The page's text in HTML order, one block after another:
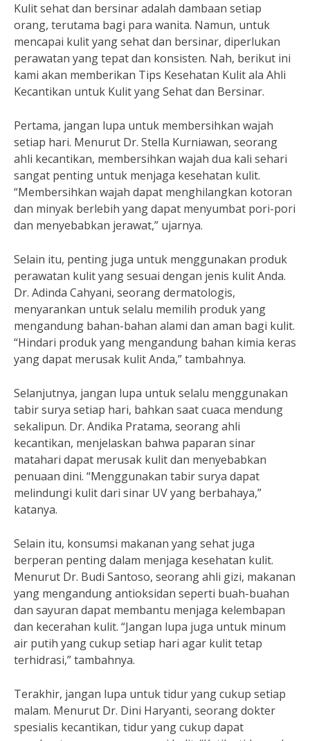
Kulit sehat dan bersinar adalah dambaan setiap
orang, terutama bagi para wanita. Namun, untuk
mencapai kulit yang sehat dan bersinar, diperlukan
perawatan yang tepat dan konsisten. Nah, berikut ini
kami akan memberikan Tips Kesehatan Kulit ala Ahli
Kecantikan untuk Kulit yang Sehat dan Bersinar.
Pertama, jangan lupa untuk membersihkan wajah
setiap hari. Menurut Dr. Stella Kurniawan, seorang
ahli kecantikan, membersihkan wajah dua kali sehari
sangat penting untuk menjaga kesehatan kulit.
“Membersihkan wajah dapat menghilangkan kotoran
dan minyak berlebih yang dapat menyumbat pori-pori
dan menyebabkan jerawat,” ujarnya.
Selain itu, penting juga untuk menggunakan produk
perawatan kulit yang sesuai dengan jenis kulit Anda.
Dr. Adinda Cahyani, seorang dermatologis,
menyarankan untuk selalu memilih produk yang
mengandung bahan-bahan alami dan aman bagi kulit.
“Hindari produk yang mengandung bahan kimia keras
yang dapat merusak kulit Anda,” tambahnya.
Selanjutnya, jangan lupa untuk selalu menggunakan
tabir surya setiap hari, bahkan saat cuaca mendung
sekalipun. Dr. Andika Pratama, seorang ahli
kecantikan, menjelaskan bahwa paparan sinar
matahari dapat merusak kulit dan menyebabkan
penuaan dini. “Menggunakan tabir surya dapat
melindungi kulit dari sinar UV yang berbahaya,”
katanya.
Selain itu, konsumsi makanan yang sehat juga
berperan penting dalam menjaga kesehatan kulit.
Menurut Dr. Budi Santoso, seorang ahli gizi, makanan
yang mengandung antioksidan seperti buah-buahan
dan sayuran dapat membantu menjaga kelembapan
dan kecerahan kulit. “Jangan lupa juga untuk minum
air putih yang cukup setiap hari agar kulit tetap
terhidrasi,” tambahnya.
Terakhir, jangan lupa untuk tidur yang cukup setiap
malam. Menurut Dr. Dini Haryanti, seorang dokter
spesialis kecantikan, tidur yang cukup dapat